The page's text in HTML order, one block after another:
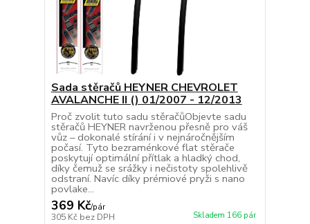
Sada stěračů HEYNER CHEVROLET
AVALANCHE II () 01/2007 - 12/2013
Proč zvolit tuto sadu stěračůObjevte sadu
stěračů HEYNER navrženou přesně pro váš
vůz – dokonalé stírání i v nejnáročnějším
počasí. Tyto bezraménkové flat stěrače
poskytují optimální přítlak a hladký chod,
díky čemuž se srážky i nečistoty spolehlivě
odstraní. Navíc díky prémiové pryži s nano
povlake...
369 Kč/pár
305 Kč bez DPH Skladem 166 pár